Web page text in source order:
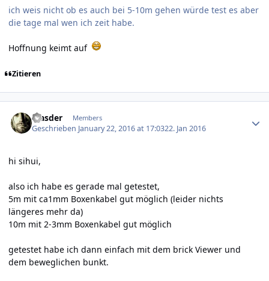
ich weis nicht ob es auch bei 5-10m gehen würde test es aber
die tage mal wen ich zeit habe.
Hoffnung keimt auf
Zitieren
Masder Members
Geschrieben January 22, 2016 at 17:0322. Jan 2016
hi sihui,
also ich habe es gerade mal getestet,
5m mit ca1mm Boxenkabel gut möglich (leider nichts
längeres mehr da)
10m mit 2-3mm Boxenkabel gut möglich
getestet habe ich dann einfach mit dem brick Viewer und
dem beweglichen bunkt.